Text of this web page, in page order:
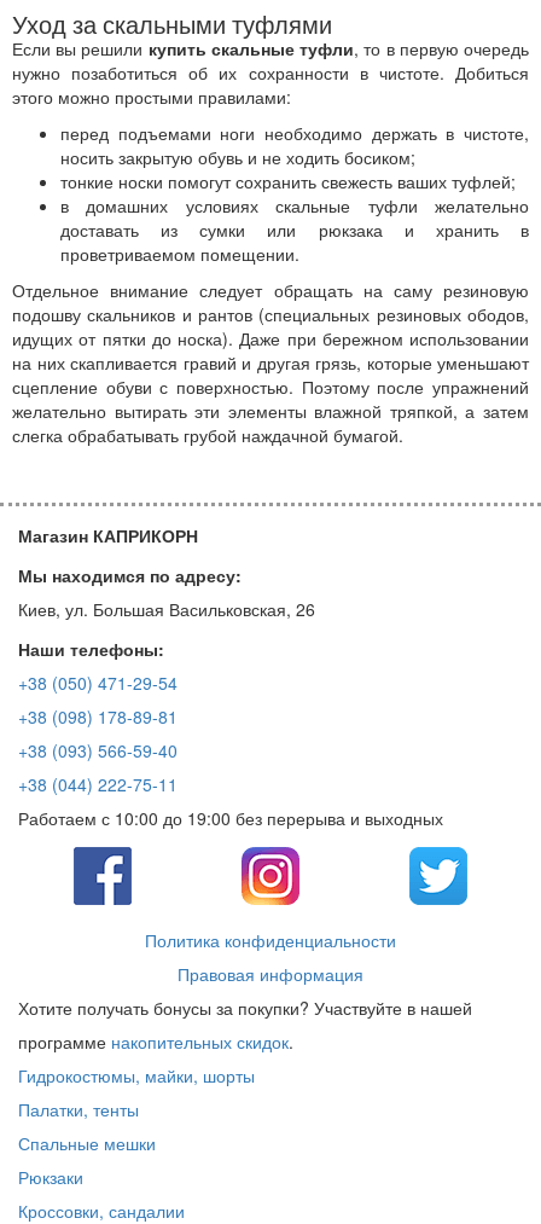
Уход за скальными туфлями
Если вы решили купить скальные туфли, то в первую очередь
нужно позаботиться об их сохранности в чистоте. Добиться
этого можно простыми правилами:
перед подъемами ноги необходимо держать в чистоте,
носить закрытую обувь и не ходить босиком;
тонкие носки помогут сохранить свежесть ваших туфлей;
в домашних условиях скальные туфли желательно
доставать из сумки или рюкзака и хранить в
проветриваемом помещении.
Отдельное внимание следует обращать на саму резиновую
подошву скальников и рантов (специальных резиновых ободов,
идущих от пятки до носка). Даже при бережном использовании
на них скапливается гравий и другая грязь, которые уменьшают
сцепление обуви с поверхностью. Поэтому после упражнений
желательно вытирать эти элементы влажной тряпкой, а затем
слегка обрабатывать грубой наждачной бумагой.
Магазин КАПРИКОРН
Мы находимся по адресу:
Киев, ул. Большая Васильковская, 26
Наши телефоны:
+38 (050) 471-29-54
+38 (098) 178-89-81
+38 (093) 566-59-40
+38 (044) 222-75-11
Работаем с 10:00 до 19:00 без перерыва и выходных
Политика конфиденциальности
Правовая информация
Хотите получать бонусы за покупки? Участвуйте в нашей
программе накопительных скидок.
Гидрокостюмы, майки, шорты
Палатки, тенты
Спальные мешки
Рюкзаки
Кроссовки, сандалии